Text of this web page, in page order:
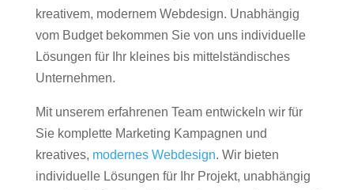
kreativem, modernem Webdesign. Unabhängig
vom Budget bekommen Sie von uns individuelle
Lösungen für Ihr kleines bis mittelständisches
Unternehmen.
Mit unserem erfahrenen Team entwickeln wir für
Sie komplette Marketing Kampagnen und
kreatives, modernes Webdesign. Wir bieten
individuelle Lösungen für Ihr Projekt, unabhängig